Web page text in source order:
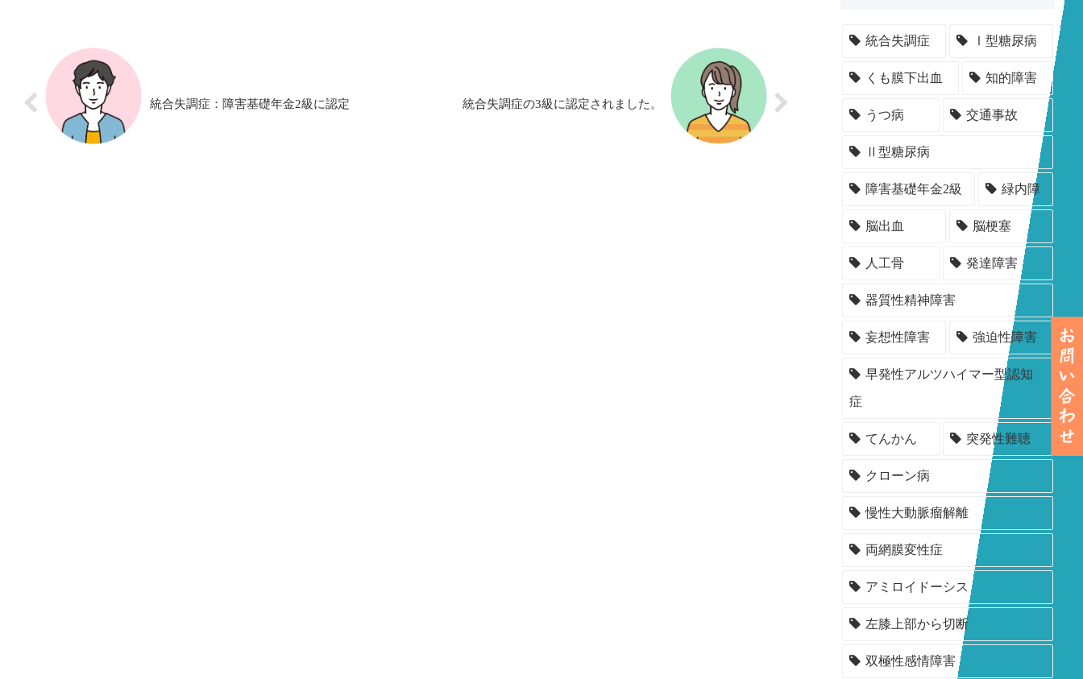
統合失調症：障害基礎年金2級に認定￼￼ 統合失調症の3級に認定されました。
統合失調症 Ⅰ型糖尿病
くも膜下出血 知的障害
うつ病 交通事故
Ⅱ型糖尿病
障害基礎年金2級 緑内障
脳出血 脳梗塞
人工骨 発達障害
器質性精神障害
妄想性障害 強迫性障害
早発性アルツハイマー型認知
症
てんかん 突発性難聴
クローン病
慢性大動脈瘤解離
両網膜変性症
アミロイドーシス
左膝上部から切断
双極性感情障害